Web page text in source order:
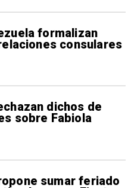
formalizan
consulares
dichos de
sobre Fabiola
sumar feriado